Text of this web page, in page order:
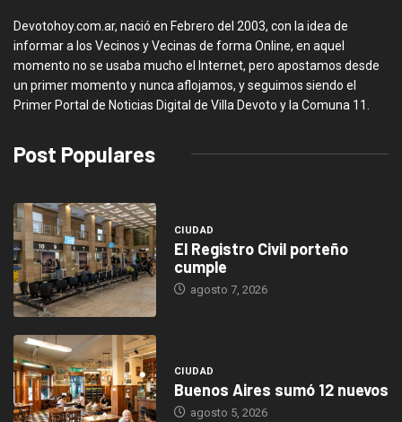
Devotohoy.com.ar, nació en Febrero del 2003, con la idea de
informar a los Vecinos y Vecinas de forma Online, en aquel
momento no se usaba mucho el Internet, pero apostamos desde
un primer momento y nunca aflojamos, y seguimos siendo el
Primer Portal de Noticias Digital de Villa Devoto y la Comuna 11.
Post Populares
CIUDAD
El Registro Civil porteño
cumple
agosto 7, 2026
CIUDAD
Buenos Aires sumó 12 nuevos
agosto 5, 2026